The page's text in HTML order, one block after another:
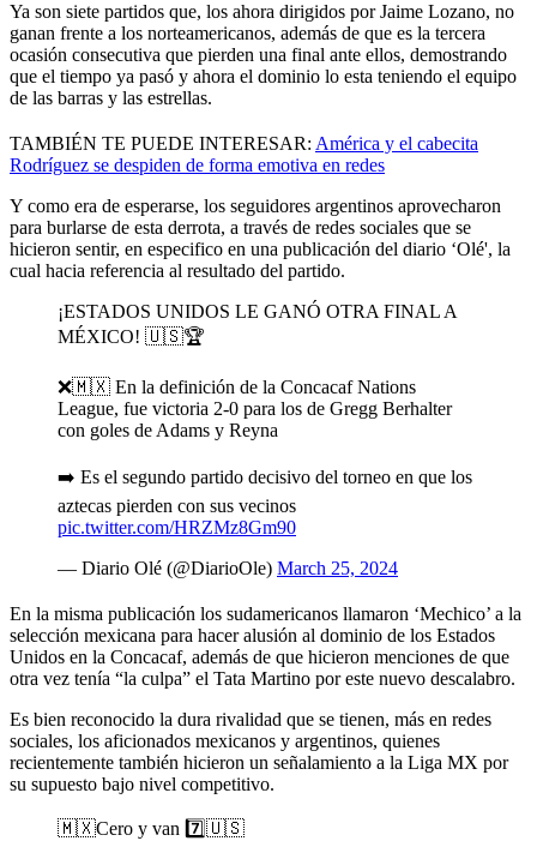
Ya son siete partidos que, los ahora dirigidos por Jaime Lozano, no
ganan frente a los norteamericanos, además de que es la tercera
ocasión consecutiva que pierden una final ante ellos, demostrando
que el tiempo ya pasó y ahora el dominio lo esta teniendo el equipo
de las barras y las estrellas.
TAMBIÉN TE PUEDE INTERESAR: América y el cabecita
Rodríguez se despiden de forma emotiva en redes
Y como era de esperarse, los seguidores argentinos aprovecharon
para burlarse de esta derrota, a través de redes sociales que se
hicieron sentir, en especifico en una publicación del diario ‘Olé', la
cual hacia referencia al resultado del partido.
¡ESTADOS UNIDOS LE GANÓ OTRA FINAL A
MÉXICO! 🇺🇸🏆
❌🇲🇽 En la definición de la Concacaf Nations
League, fue victoria 2-0 para los de Gregg Berhalter
con goles de Adams y Reyna
➡️ Es el segundo partido decisivo del torneo en que los
aztecas pierden con sus vecinos
pic.twitter.com/HRZMz8Gm90
— Diario Olé (@DiarioOle) March 25, 2024
En la misma publicación los sudamericanos llamaron ‘Mechico’ a la
selección mexicana para hacer alusión al dominio de los Estados
Unidos en la Concacaf, además de que hicieron menciones de que
otra vez tenía “la culpa” el Tata Martino por este nuevo descalabro.
Es bien reconocido la dura rivalidad que se tienen, más en redes
sociales, los aficionados mexicanos y argentinos, quienes
recientemente también hicieron un señalamiento a la Liga MX por
su supuesto bajo nivel competitivo.
🇲🇽Cero y van 7️⃣🇺🇸